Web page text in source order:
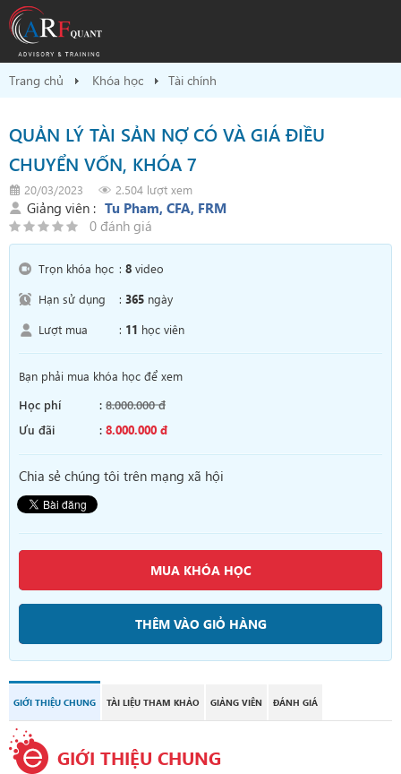
Trang chủ Khóa học Tài chính
QUẢN LÝ TÀI SẢN NỢ CÓ VÀ GIÁ ĐIỀU
CHUYỂN VỐN, KHÓA 7
20/03/2023 2.504 lượt xem
Giảng viên : Tu Pham, CFA, FRM
0 đánh giá
Trọn khóa học : 8 video
Hạn sử dụng
: 365 ngày
Lượt mua
: 11 học viên
Bạn phải mua khóa học để xem
Học phí
: 8.000.000 đ
Ưu đãi
: 8.000.000 đ
Chia sẻ chúng tôi trên mạng xã hội
MUA KHÓA HỌC
THÊM VÀO GIỎ HÀNG
GIỚI THIỆU CHUNG TÀI LIỆU THAM KHẢO GIẢNG VIÊN ĐÁNH GIÁ
GIỚI THIỆU CHUNG